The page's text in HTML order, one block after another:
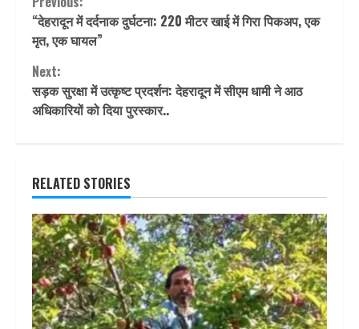
Reading
“देहरादून में दर्दनाक दुर्घटना: 220 मीटर खाई में गिरा पिकअप, एक
मृत, एक घायल”
Next:
सड़क सुरक्षा में उत्कृष्ट प्रदर्शन: देहरादून में सीएम धामी ने आठ
अधिकारियों को दिया पुरस्कार..
RELATED STORIES